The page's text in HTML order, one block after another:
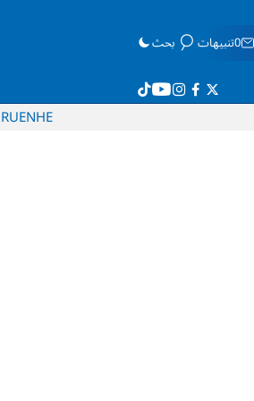
0تنبيهات بحث
HE
EN
RU